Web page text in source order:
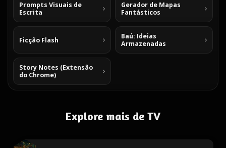
Prompts Visuais de
Escrita
Gerador de Mapas
Fantásticos
Ficção Flash
Baú: Ideias
Armazenadas
Story Notes (Extensão
do Chrome)
Explore mais de TV